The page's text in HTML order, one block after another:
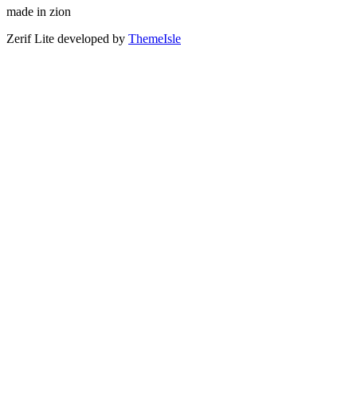
made in zion
Zerif Lite developed by ThemeIsle